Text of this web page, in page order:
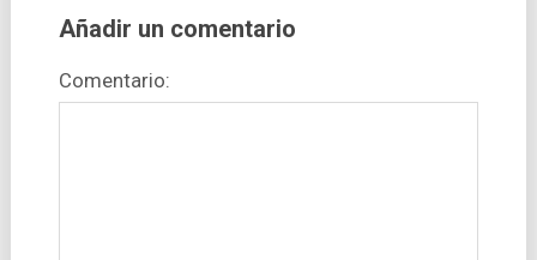
Añadir un comentario
Comentario: